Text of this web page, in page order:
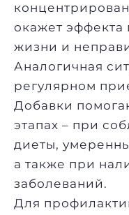
окажет эффекта
жизни и
Аналогичная
регулярном
Добавки
этапах – при
диеты,
а также при
заболеваний.
Для